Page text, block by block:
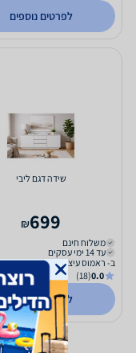
לפרטים נוספים
שידה דגם ליבי
699
₪
משלוח חינם
עד 14 ימי עסקים
ב- ראמוס עיצובים
0.0
(18)
לפרטים נוספים